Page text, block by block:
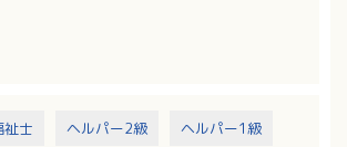
祉士 ヘルパー2級 ヘルパー1級